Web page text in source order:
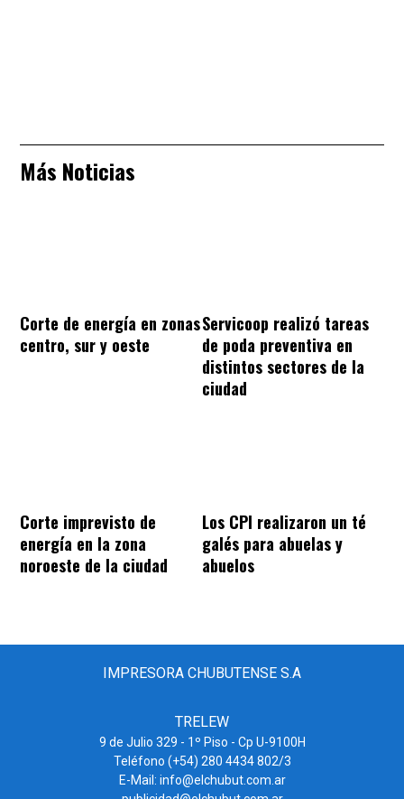
Más Noticias
Corte de energía en zonas
centro, sur y oeste
Servicoop realizó tareas
de poda preventiva en
distintos sectores de la
ciudad
Corte imprevisto de
energía en la zona
noroeste de la ciudad
Los CPI realizaron un té
galés para abuelas y
abuelos
IMPRESORA CHUBUTENSE S.A
TRELEW
9 de Julio 329 - 1º Piso - Cp U-9100H
Teléfono (+54) 280 4434 802/3
E-Mail: info@elchubut.com.ar